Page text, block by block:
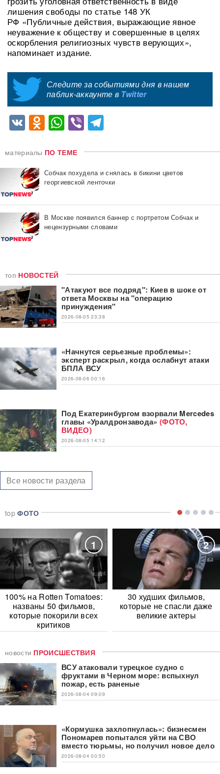
лишения свободы по статье 148 УК
РФ «Публичные действия, выражающие явное
неуважение к обществу и совершенные в целях
оскорбления религиозных чувств верующих»,
напоминает издание.
Следите за событиями дня в нашем
паблик-аккаунте в Twitter
VKOdnoklassniki
WhatsApp
Viber
материалы ПО ТЕМЕ
Собчак похудела и снялась в бикини цветов
георгиевской ленточки
В Москве появился баннер с портретом Собчак и
нецензурными словами
топ НОВОСТЕЙ
"Атакуют все подряд": Киев в шоке от
ответа Москвы на "операцию
принуждения"
2026-08-05 23:38
«Начнутся серьезные проблемы»:
эксперт раскрыл, когда ослабнут атаки
БПЛА ВСУ
2026-08-06 00:16
Под Екатеринбургом взорвали Mercedes
главы «Уралдронзавода» (ФОТО,
ВИДЕО)
2026-08-05 14:12
Все новости раздела
topФОТО
1
100% на Rotten Tomatoes:
названы 50 фильмов,
которые покорили всех
критиков
2
30 худших фильмов,
которые не спасли даже
великие актеры
новости ПРОИСШЕСТВИЯ
ВСУ атаковали турецкое судно с
фруктами в Черном море: вспыхнул
пожар, есть раненые
2026-08-04 09:09
«Кормушка захлопнулась»: бизнесмен
Пономарев попытался уйти на СВО
вместо тюрьмы, но получил новое дело
2026-08-04 00:50